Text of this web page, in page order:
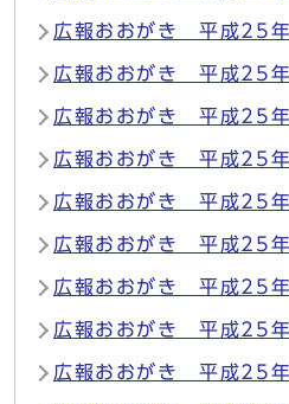
広報おおがき 平成25
広報おおがき 平成25
広報おおがき 平成25
広報おおがき 平成25
広報おおがき 平成25
広報おおがき 平成25
広報おおがき 平成25
広報おおがき 平成25
広報おおがき 平成25